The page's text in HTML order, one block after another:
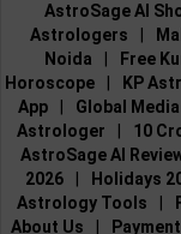
AstroSage AI
Astrologers
Noida
Free
Horoscope
KP
App
Global
Astrologer
10
AstroSage AI
2026
Holidays
Astrology Tools
About Us
Payment